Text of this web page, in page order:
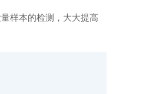
样本的检测，大大提高